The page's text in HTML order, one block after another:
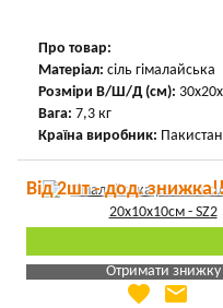
Про товар:
Матеріал: сіль гімалайська
Розміри В/Ш/Д (см):
Вага: 7,3 кг
Країна виробник: Пакистан
Від 2шт - дод.
Отримати знижку
Яка Ваша ціна
favorite email